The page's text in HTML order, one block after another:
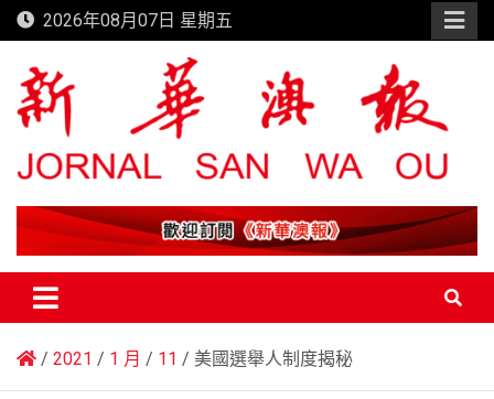
Skip
to
content
2026年08月07日 星期五
新華澳報
2021 1 月 11 美國選舉人制度揭秘